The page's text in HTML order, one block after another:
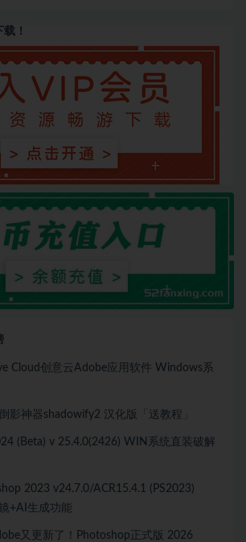
！
Cloud创意云Adobe应用软件 Windows系
影神器shadowify2 汉化版「送教程」
(Beta) v 25.4.0(2426) WIN系统直装破解
2023 v24.7.0/ACR15.4.1 (PS2023)
+AI生成功能
又更新了！Photoshop正式版 2026